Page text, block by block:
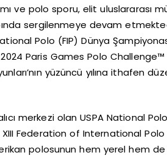
ve polo sporu, elit uluslararası
sergilenmeye devam
Polo (FIP) Dünya
Paris Games Polo
yüzüncü yılına ithafen
merkezi olan USPA National
Federation of International Polo
polosunun hem yerel hem